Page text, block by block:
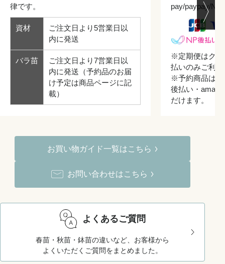
律です。
資材
ご注文日より5営業日以
内に発送
バラ苗
ご注文日より7営業日以
内に発送（予約品のお届
け予定は商品ページに記
載）
pay/paypay/
※定期便はクレ
払いのみご利
※予約商品はク
後払い・
だけます。
お買い物ガイド一覧はこちら
お問い合わせはこちら
よくあるご質問
春苗・秋苗・鉢苗の違いなど、お客様から
よくいただくご質問をまとめました。